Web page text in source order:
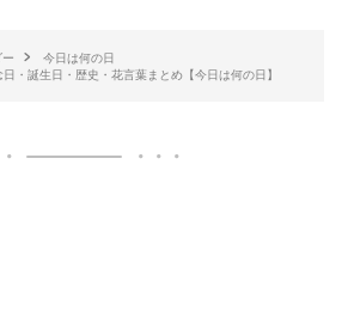
今日は何の日
・誕生日・歴史・花言葉まとめ【今日は何の日】